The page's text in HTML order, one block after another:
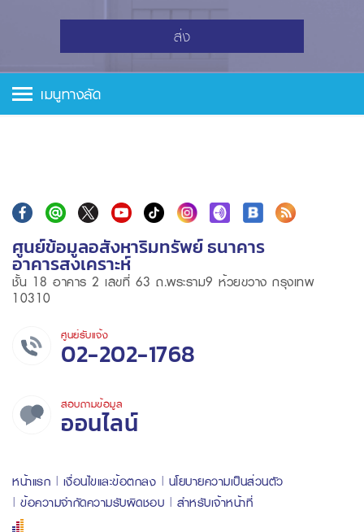
ส่ง
เมนูทางลัด
ศูนย์ข้อมูลอสังหาริมทรัพย์ ธนาคาร
อาคารสงเคราะห์
ชั้น 18 อาคาร 2 เลขที่ 63 ถ.พระราม9 ห้วยขวาง กรุงเทพ
10310
ศูนย์รับแจ้ง
02-202-1768
สอบถามข้อมูล
ออนไลน์
หน้าแรก เงื่อนไขและข้อตกลง
นโยบายความเป็นส่วนตัว
ข้อความจำกัดความรับผิดชอบ
สำหรับเจ้าหน้าที่